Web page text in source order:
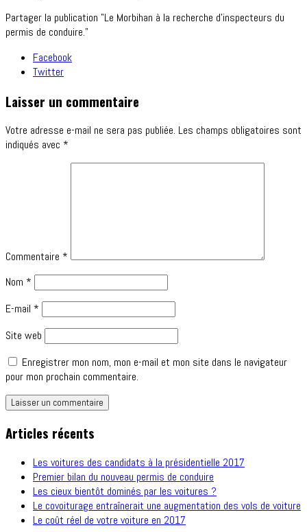
Partager la publication "Le Morbihan à la recherche d’inspecteurs du
permis de conduire."
Facebook
Twitter
Laisser un commentaire
Votre adresse e-mail ne sera pas publiée. Les champs obligatoires sont
indiqués avec *
Commentaire *
Nom *
E-mail *
Site web
Enregistrer mon nom, mon e-mail et mon site dans le navigateur
pour mon prochain commentaire.
Articles récents
Les voitures des candidats à la présidentielle 2017
Premier bilan du nouveau permis de conduire
Les cieux bientôt dominés par les voitures ?
Le covoiturage entraînerait une augmentation des vols de voiture
Le coût réel de votre voiture en 2017